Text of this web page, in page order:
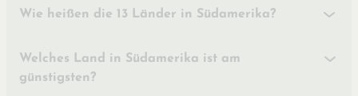
Wie heißen die 13 Länder in Südamerika?
Welches Land in Südamerika ist am
günstigsten?